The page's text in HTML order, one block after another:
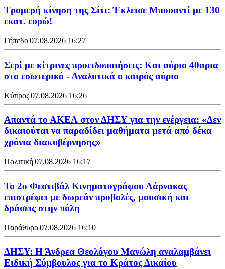
Τρομερή κίνηση της Σίτι: Έκλεισε Μπουαντί με 130
εκατ. ευρώ!
Γήπεδο|07.08.2026 16:27
Σερί με κίτρινες προειδοποιήσεις: Και αύριο 40αρια
στο εσωτερικό - Αναλυτικά ο καιρός αύριο
Κύπρος|07.08.2026 16:26
Απαντά το ΑΚΕΛ στον ΔΗΣΥ για την ενέργεια: «Δεν
δικαιούται να παραδίδει μαθήματα μετά από δέκα
χρόνια διακυβέρνησης»
Πολιτική|07.08.2026 16:17
Το 2ο Φεστιβάλ Κινηματογράφου Λάρνακας
επιστρέφει με δωρεάν προβολές, μουσική και
δράσεις στην πόλη
Παράθυρο|07.08.2026 16:10
ΔΗΣΥ: Η Άνδρεα Θεολόγου Μανώλη αναλαμβάνει
Ειδική Σύμβουλος για το Κράτος Δικαίου